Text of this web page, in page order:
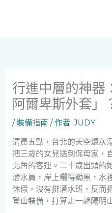
行進中層的神器
阿爾卑斯外套」
/裝備指南 / 作者:JUDY
清晨五點，台北的天空還灰
把三歲的女兒送到保母家，
北角的客運。二十歲出頭的
潛水員，岸上曬得黝黑，水
休假，沒有排潛水班，反而
登山裝備，打算走一趟陽明